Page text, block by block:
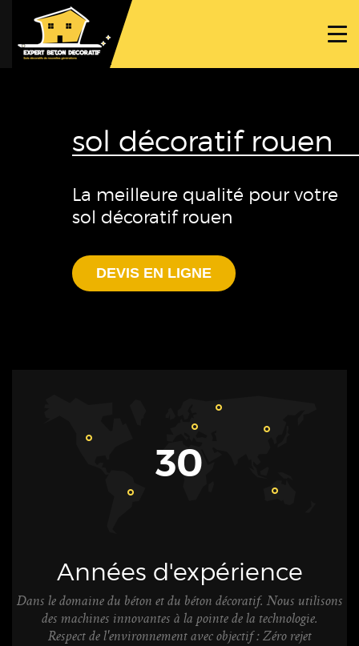
PROJETS
TRAVAUX SPÉCIFIQUES
NOUS CONTACTER
sol décoratif rouen
La meilleure qualité pour votre
sol décoratif rouen
DEVIS EN LIGNE
30
Années d'expérience
Dans le domaine du béton et du béton décoratif. Nous utilisons
des machines innovantes à la pointe de la technologie.
Respect de l'environnement avec objectif : Zéro rejet